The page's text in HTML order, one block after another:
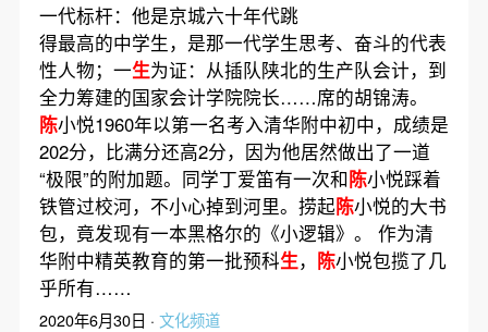
一代标杆：他是京城六十年代跳
得最高的中学生，是那一代学生思考、奋斗的代表
性人物；一生为证：从插队陕北的生产队会计，到
全力筹建的国家会计学院院长……席的胡锦涛。
陈小悦1960年以第一名考入清华附中初中，成绩是
202分，比满分还高2分，因为他居然做出了一道
“极限”的附加题。同学丁爱笛有一次和陈小悦踩着
铁管过校河，不小心掉到河里。捞起陈小悦的大书
包，竟发现有一本黑格尔的《小逻辑》。 作为清
华附中精英教育的第一批预科生， 陈小悦包揽了几
乎所有……
2020年6月30日 · 文化频道